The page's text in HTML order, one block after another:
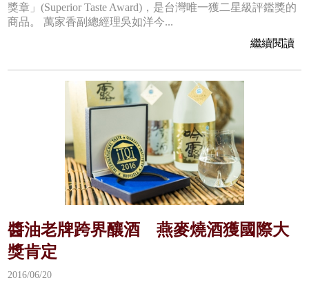
獎章」(Superior Taste Award)，是台灣唯一獲二星級評鑑獎的
商品。 萬家香副總經理吳如洋今...
繼續閱讀
醬油老牌跨界釀酒 燕麥燒酒獲國際大
獎肯定
2016/06/20